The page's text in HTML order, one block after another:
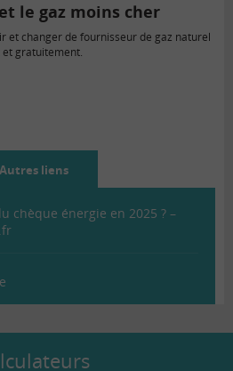
le gaz moins cher
et changer de fournisseur de gaz naturel
et gratuitement.
Autres liens
chèque énergie en 2025 ? –